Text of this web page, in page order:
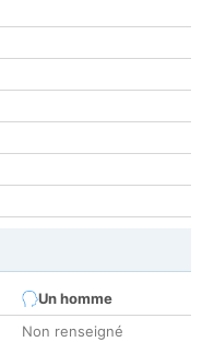
Un homme
Non renseigné